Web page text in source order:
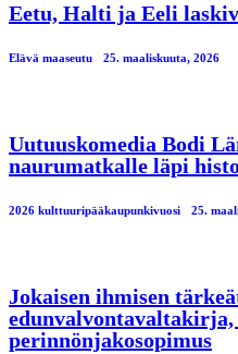
Eetu, Halti ja Eeli
Elävä maaseutu 25. maaliskuuta, 2026
Uutuuskomedia Bodi
naurumatkalle läpi
2026 kulttuuripääkaupunkivuosi 25.
Jokaisen ihmisen
perinnönjakosopimus